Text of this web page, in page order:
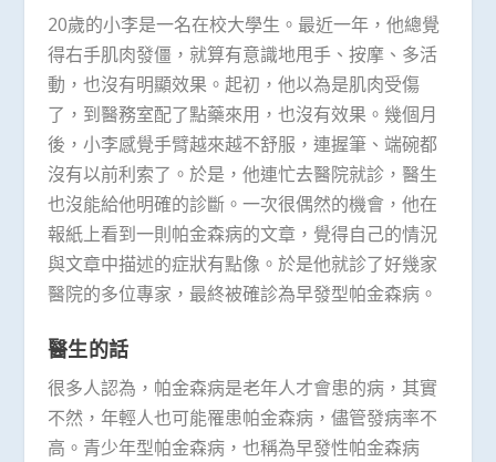
20歲的小李是一名在校大學生。最近一年，他總覺
得右手肌肉發僵，就算有意識地甩手、按摩、多活
動，也沒有明顯效果。起初，他以為是肌肉受傷
了，到醫務室配了點藥來用，也沒有效果。幾個月
後，小李感覺手臂越來越不舒服，連握筆、端碗都
沒有以前利索了。於是，他連忙去醫院就診，醫生
也沒能給他明確的診斷。一次很偶然的機會，他在
報紙上看到一則帕金森病的文章，覺得自己的情況
與文章中描述的症狀有點像。於是他就診了好幾家
醫院的多位專家，最終被確診為早發型帕金森病。
醫生的話
很多人認為，帕金森病是老年人才會患的病，其實
不然，年輕人也可能罹患帕金森病，儘管發病率不
高。青少年型帕金森病，也稱為早發性帕金森病